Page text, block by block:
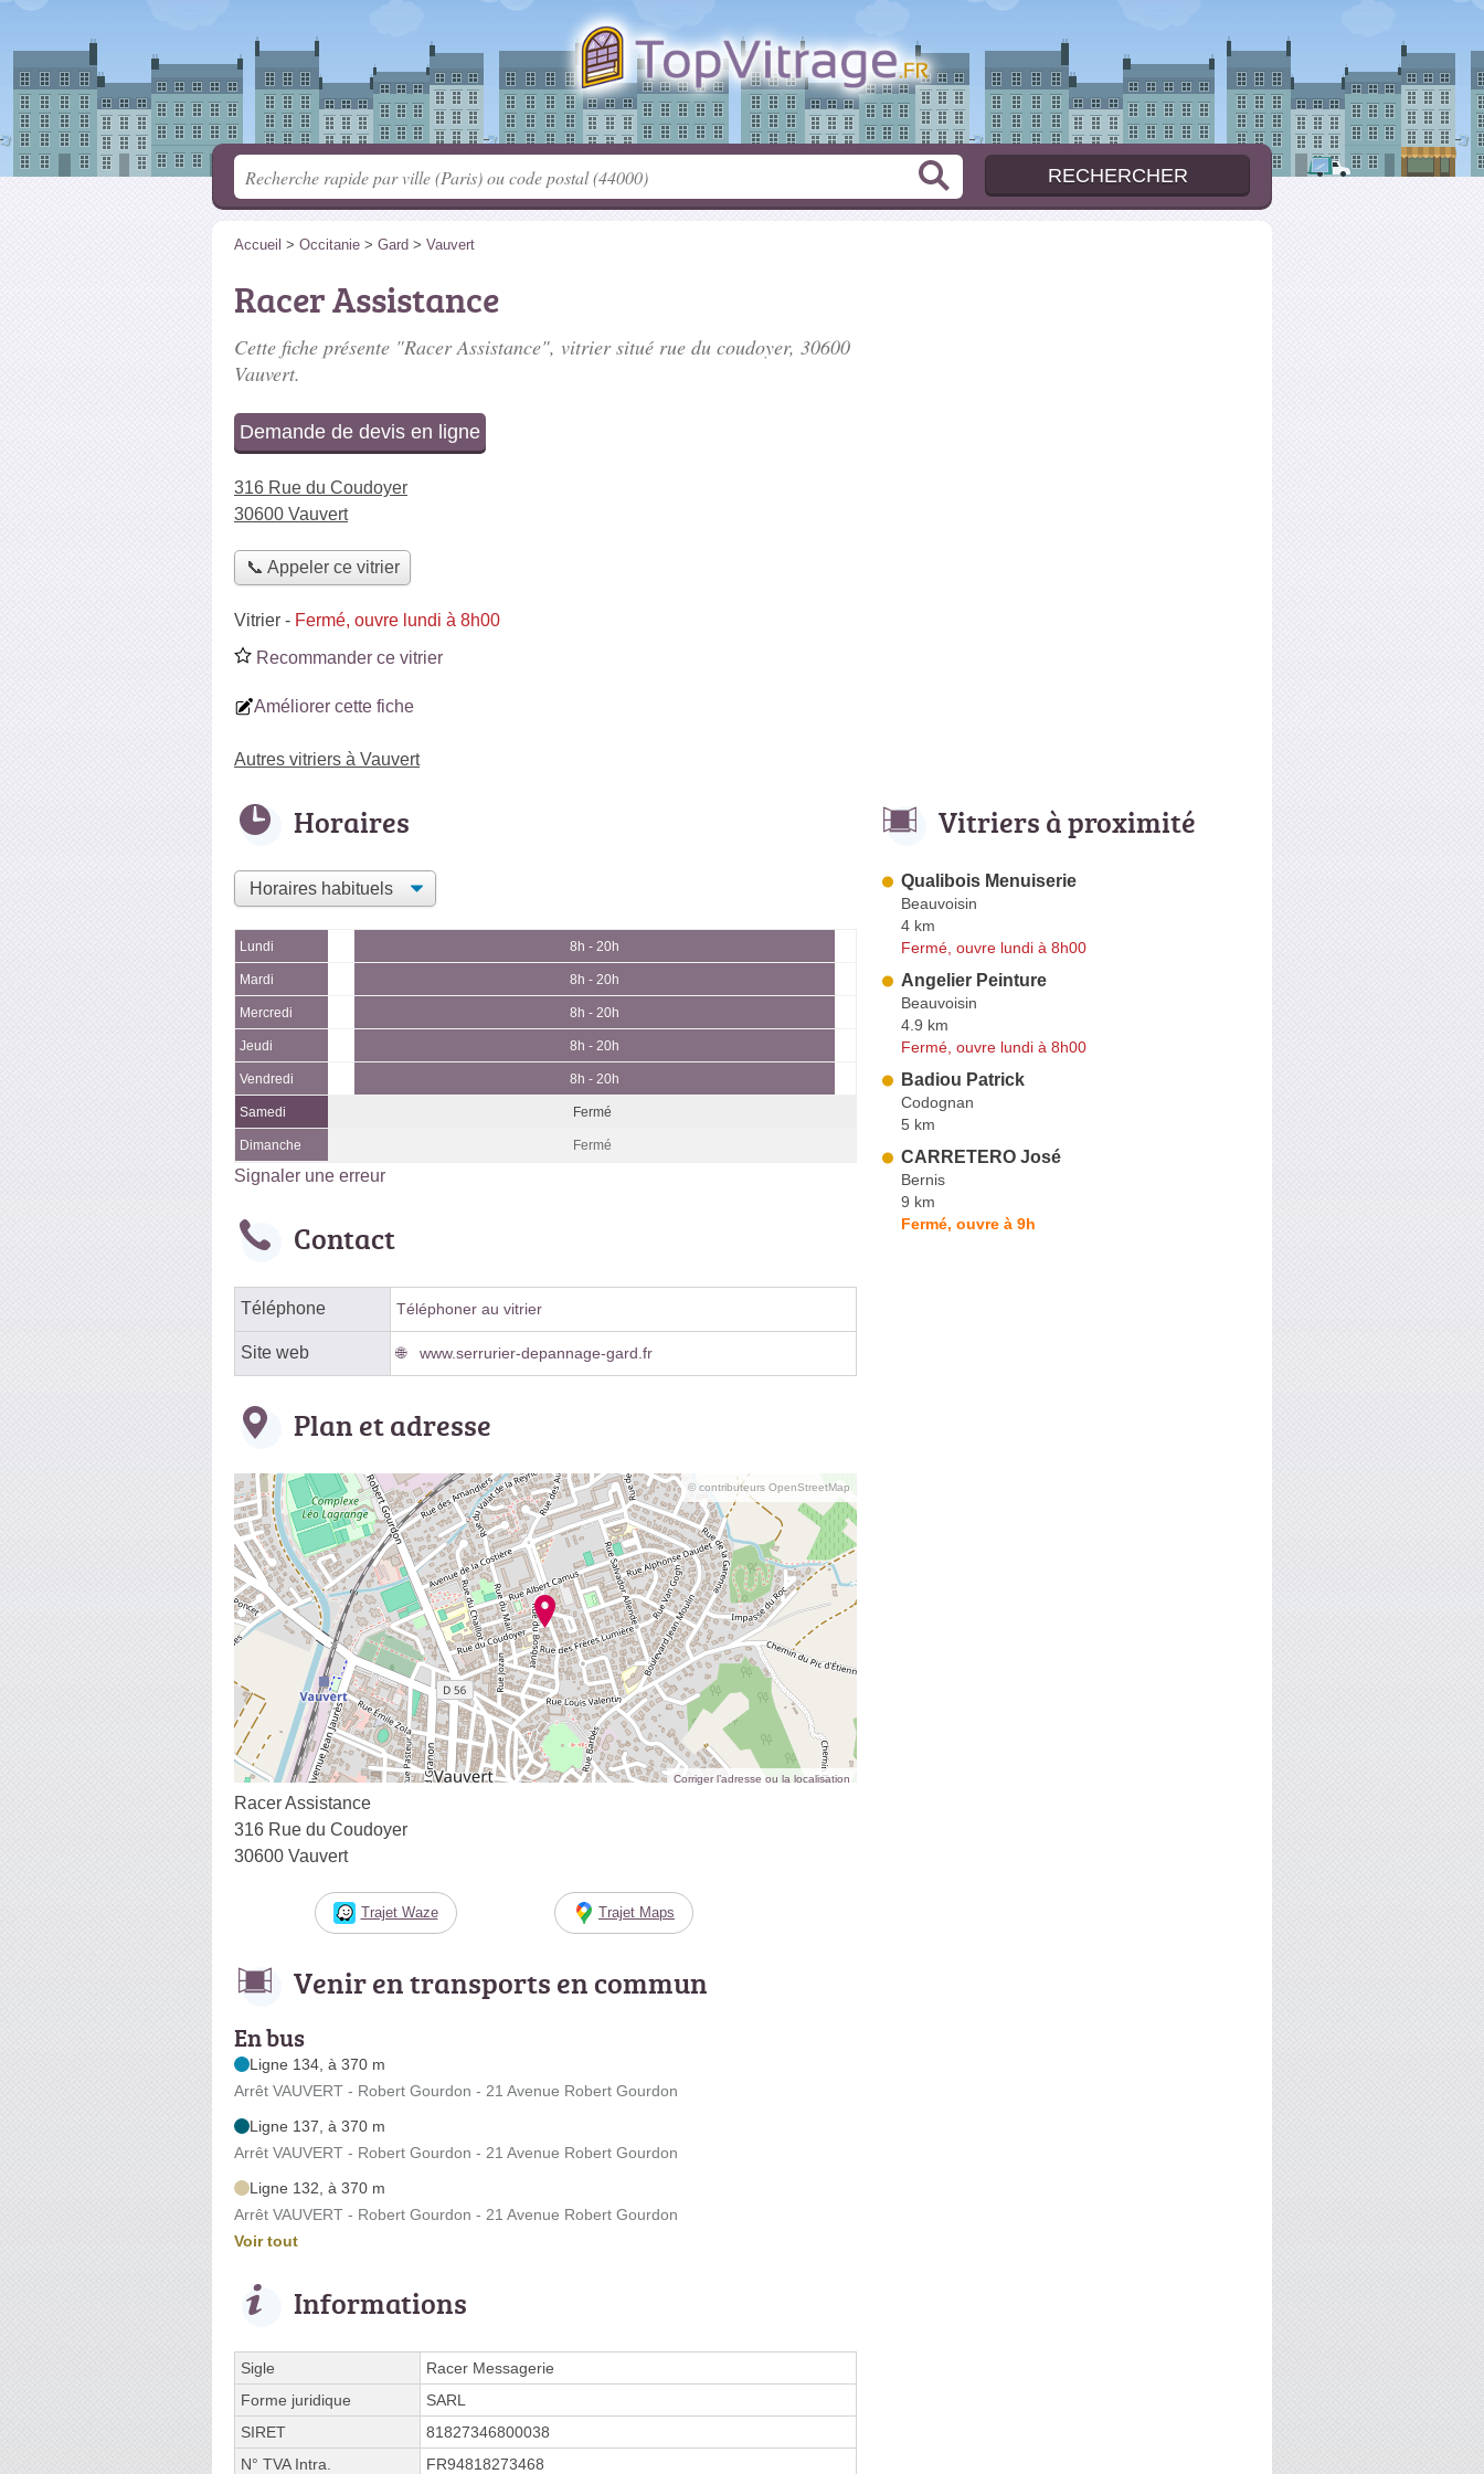
Accueil > Occitanie > Gard > Vauvert
Racer Assistance
Cette fiche présente "Racer Assistance", vitrier situé rue du coudoyer, 30600
Vauvert.
Demande de devis en ligne
316 Rue du Coudoyer
30600 Vauvert
📞 Appeler ce vitrier
Vitrier - Fermé, ouvre lundi à 8h00
Recommander ce vitrier
Améliorer cette fiche
Autres vitriers à Vauvert
Horaires
Lundi 8h - 20h
Mardi 8h - 20h
Mercredi 8h - 20h
Jeudi 8h - 20h
Vendredi 8h - 20h
Samedi Fermé
Dimanche Fermé
Signaler une erreur
Contact
Téléphone Téléphoner au vitrier
Site web www.serrurier-depannage-gard.fr
Plan et adresse
© contributeurs OpenStreetMap
Corriger l’adresse ou la localisation
Racer Assistance
316 Rue du Coudoyer
30600 Vauvert
Trajet Waze Trajet Maps
Venir en transports en commun
En bus
Ligne 134, à 370 m
Arrêt VAUVERT - Robert Gourdon - 21 Avenue Robert Gourdon
Ligne 137, à 370 m
Arrêt VAUVERT - Robert Gourdon - 21 Avenue Robert Gourdon
Ligne 132, à 370 m
Arrêt VAUVERT - Robert Gourdon - 21 Avenue Robert Gourdon
Voir tout
Informations
Sigle
Racer Messagerie
Forme juridique
SARL
SIRET
81827346800038
N° TVA Intra.
FR94818273468
Vitriers à proximité
Qualibois Menuiserie
Beauvoisin
4 km
Fermé, ouvre lundi à 8h00
Angelier Peinture
Beauvoisin
4.9 km
Fermé, ouvre lundi à 8h00
Badiou Patrick
Codognan
5 km
CARRETERO José
Bernis
9 km
Fermé, ouvre à 9h